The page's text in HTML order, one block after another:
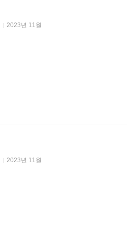
2023년 11월
2023년 11월